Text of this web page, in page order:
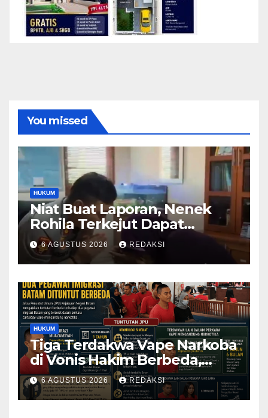
You missed
HUKUM
Niat Buat Laporan, Nenek
Rohila Terkejut Dapat
Bantuan dari Kabid Propam
Kombes Pol Eddwi
6 AGUSTUS 2026 REDAKSI
HUKUM
Tiga Terdakwa Vape Narkoba
di Vonis Hakim Berbeda,
Oknum Pegawai Imigrasi
Batam Paling Ringan
6 AGUSTUS 2026 REDAKSI